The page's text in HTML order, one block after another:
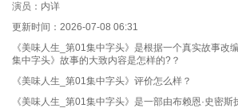
演员：内详
更新时间：2026-07-08 06:31
《美味人生_第01集中字头》是根据一个真实故事改
集中字头》故事的大致内容是怎样的?？
《美味人生_第01集中字头》评价怎么样？
《美味人生_第01集中字头》是一部由布赖恩·史密